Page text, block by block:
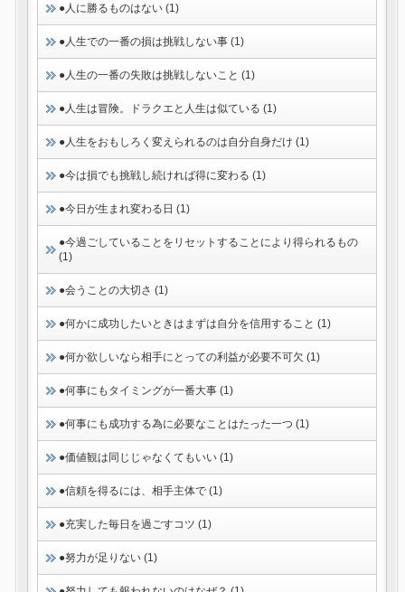
●人に勝るものはない (1)
●人生での一番の損は挑戦しない事 (1)
●人生の一番の失敗は挑戦しないこと (1)
●人生は冒険。ドラクエと人生は似ている (1)
●人生をおもしろく変えられるのは自分自身だけ (1)
●今は損でも挑戦し続ければ得に変わる (1)
●今日が生まれ変わる日 (1)
●今過ごしていることをリセットすることにより得られるもの
(1)
●会うことの大切さ (1)
●何かに成功したいときはまずは自分を信用すること (1)
●何か欲しいなら相手にとっての利益が必要不可欠 (1)
●何事にもタイミングが一番大事 (1)
●何事にも成功する為に必要なことはたった一つ (1)
●価値観は同じじゃなくてもいい (1)
●信頼を得るには、相手主体で (1)
●充実した毎日を過ごすコツ (1)
●努力が足りない (1)